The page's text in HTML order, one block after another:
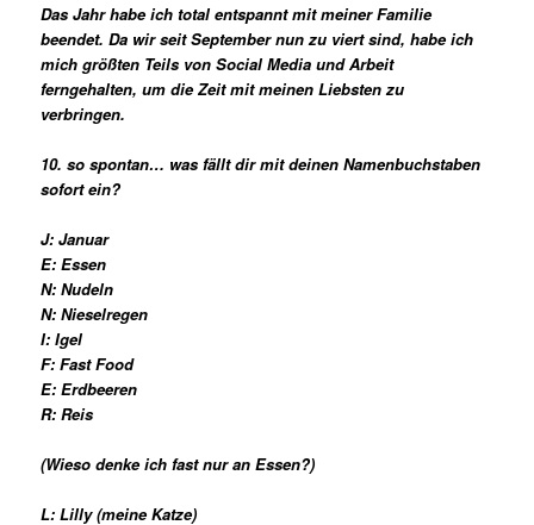
Das Jahr habe ich total entspannt mit meiner Familie
beendet. Da wir seit September nun zu viert sind, habe ich
mich größten Teils von Social Media und Arbeit
ferngehalten, um die Zeit mit meinen Liebsten zu
verbringen.
10. so spontan… was fällt dir mit deinen Namenbuchstaben
sofort ein?
J: Januar
E: Essen
N: Nudeln
N: Nieselregen
I: Igel
F: Fast Food
E: Erdbeeren
R: Reis
(Wieso denke ich fast nur an Essen?)
L: Lilly (meine Katze)